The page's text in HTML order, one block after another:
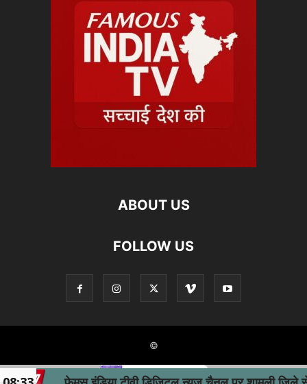
ABOUT US
FOLLOW US
©